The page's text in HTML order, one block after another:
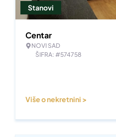
Stanovi
Centar
NOVI SAD
ŠIFRA: #574758
Više o nekretnini >